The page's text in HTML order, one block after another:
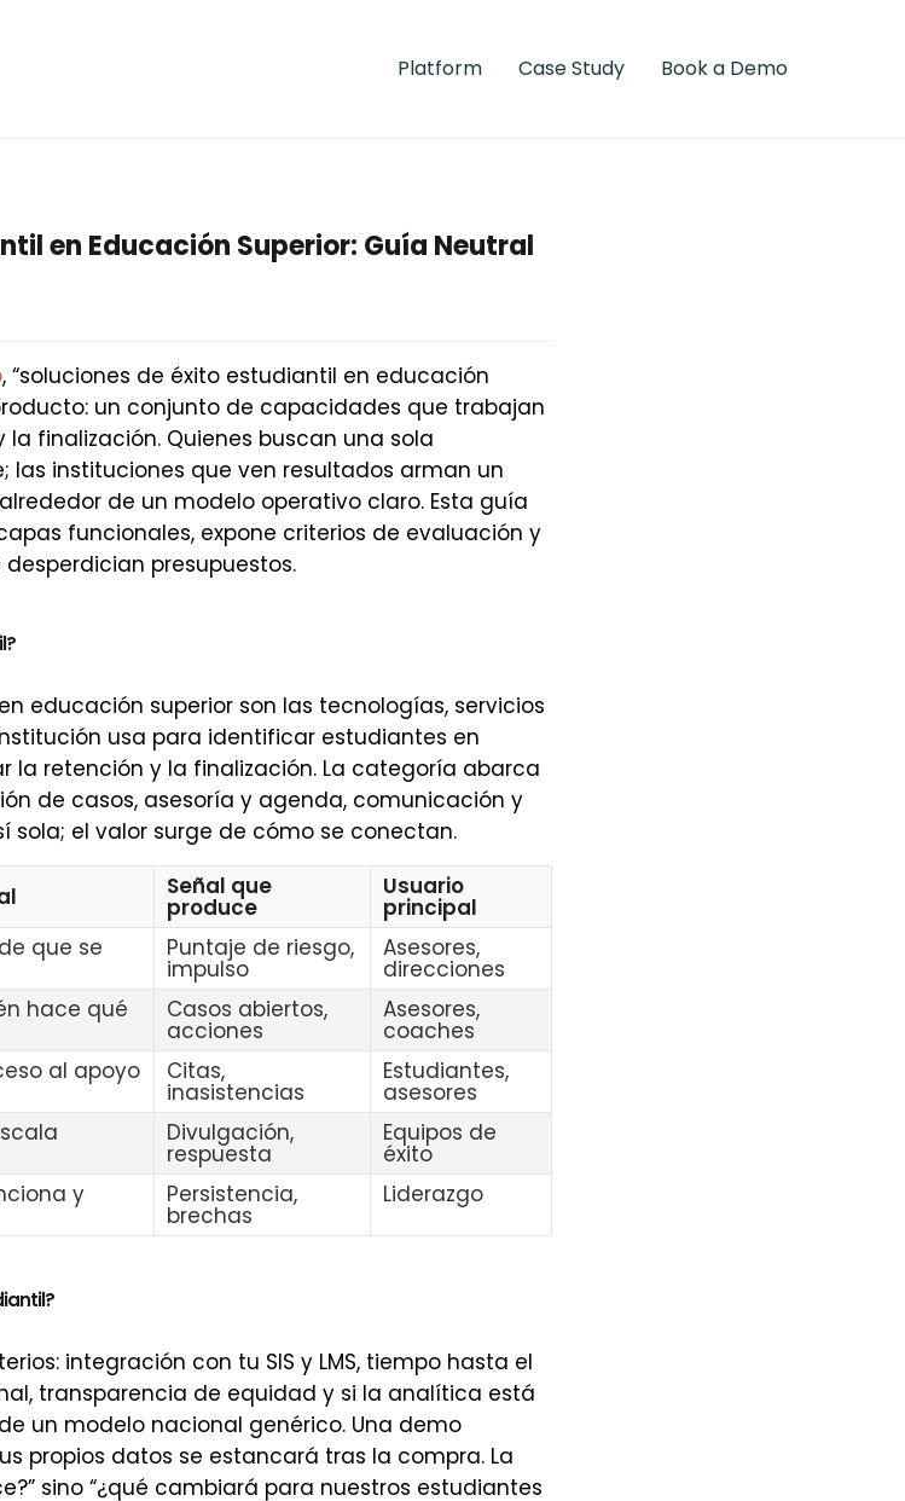
Platform Case Study Book a Demo
en Educación Superior: Guía Neutral
, “soluciones de éxito estudiantil en educación
un conjunto de capacidades que trabajan
finalización. Quienes buscan una sola
las instituciones que ven resultados arman un
de un modelo operativo claro. Esta guía
funcionales, expone criterios de evaluación y
presupuestos.
educación superior son las tecnologías, servicios
usa para identificar estudiantes en
la retención y la finalización. La categoría abarca
de casos, asesoría y agenda, comunicación y
sola; el valor surge de cómo se conectan.
Señal que
produce
Usuario
principal
que se Puntaje de riesgo,
impulso
Asesores,
direcciones
hace qué Casos abiertos,
acciones
Asesores,
coaches
al apoyo Citas,
inasistencias
Estudiantes,
asesores
Divulgación,
respuesta
Equipos de
éxito
y Persistencia,
brechas
Liderazgo
integración con tu SIS y LMS, tiempo hasta el
transparencia de equidad y si la analítica está
un modelo nacional genérico. Una demo
propios datos se estancará tras la compra. La
sino “¿qué cambiará para nuestros estudiantes